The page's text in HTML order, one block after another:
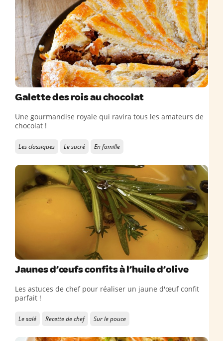
Galette des rois au chocolat
Une gourmandise royale qui ravira tous les amateurs de
chocolat !
Les classiques Le sucré En famille
Jaunes d’œufs confits à l’huile d’olive
Les astuces de chef pour réaliser un jaune d'œuf confit
parfait !
Le salé Recette de chef Sur le pouce